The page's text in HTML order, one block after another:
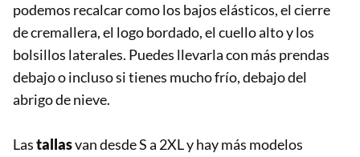
podemos recalcar como los bajos elásticos, el cierre
de cremallera, el logo bordado, el cuello alto y los
bolsillos laterales. Puedes llevarla con más prendas
debajo o incluso si tienes mucho frío, debajo del
abrigo de nieve.
Lastallasvan desde S a 2XL y hay más modelos